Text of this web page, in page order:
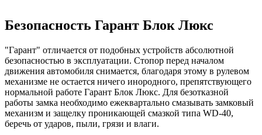
Безопасность Гарант Блок Люкс
"Гарант" отличается от подобных устройств абсолютной
безопасностью в эксплуатации. Стопор перед началом
движения автомобиля снимается, благодаря этому в рулевом
механизме не остается ничего инородного, препятствующего
нормальной работе Гарант Блок Люкс. Для безотказной
работы замка необходимо ежеквартально смазывать замковый
механизм и защелку проникающей смазкой типа WD-40,
беречь от ударов, пыли, грязи и влаги.